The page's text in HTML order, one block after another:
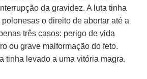
da gravidez. A luta tinha
o direito de abortar até a
três casos: perigo de vida
ou grave malformação do feto.
tinha levado a uma vitória magra.